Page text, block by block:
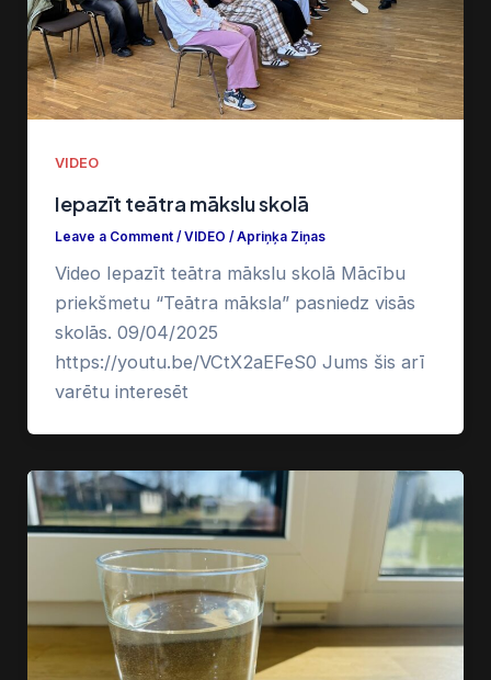
VIDEO
Iepazīt teātra mākslu skolā
Leave a Comment /VIDEO /Apriņķa Ziņas
Video Iepazīt teātra mākslu skolā Mācību
priekšmetu “Teātra māksla” pasniedz visās
skolās. 09/04/2025
https://youtu.be/VCtX2aEFeS0 Jums šis arī
varētu interesēt